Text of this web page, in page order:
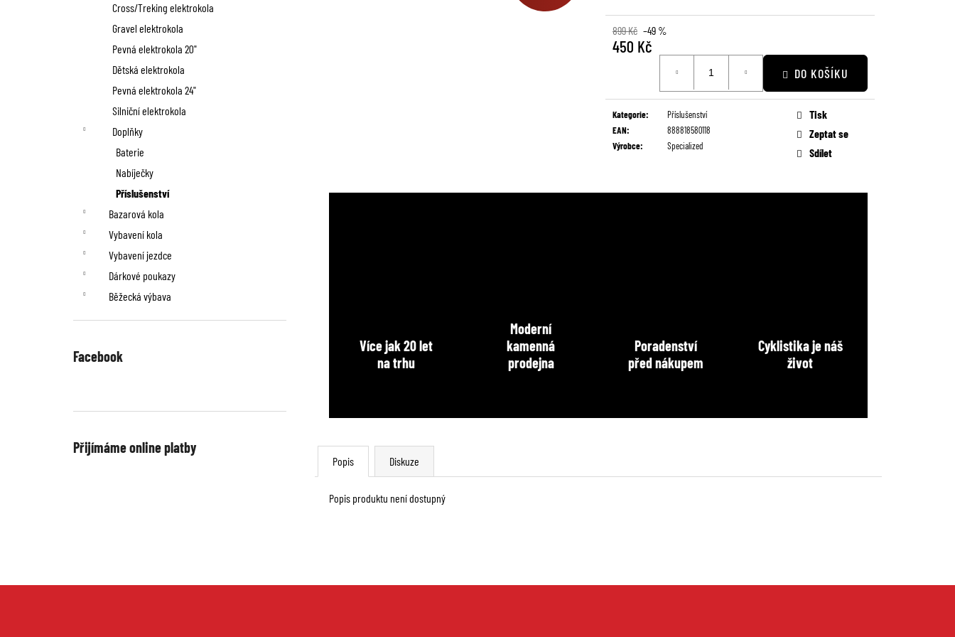
Cross/Treking elektrokola
Gravel elektrokola
Pevná elektrokola 20"
Dětská elektrokola
Pevná elektrokola 24"
Silniční elektrokola
Doplňky
Baterie
Nabíječky
Příslušenství
Bazarová kola
Vybavení kola
Vybavení jezdce
Dárkové poukazy
Běžecká výbava
Facebook
Přijímáme online platby
899 Kč –49 %
450 Kč
DO KOŠÍKU
Kategorie:
Příslušenství
EAN:
888818580118
Výrobce: Specialized
Tisk
Zeptat se
Sdílet
Více jak 20 let
na trhu
Moderní
kamenná
prodejna
Poradenství
před nákupem
Cyklistika je náš
život
Popis Diskuze
Popis produktu není dostupný